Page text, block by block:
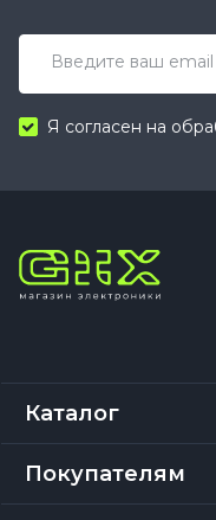
Я согласен на
Каталог
Покупателям